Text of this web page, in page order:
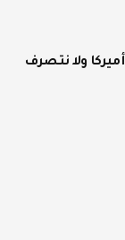
ولا نتصرف